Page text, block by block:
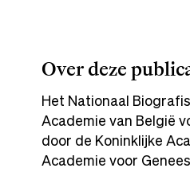
Over deze
Het Nationaal
Academie van België
door de Koninklijke
Academie voor